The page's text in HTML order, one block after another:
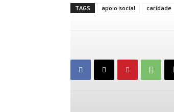
TAGS apoio social caridade